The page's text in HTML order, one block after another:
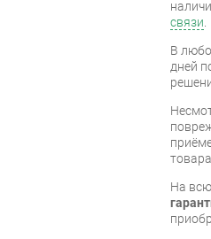
связи.
В
дней
На